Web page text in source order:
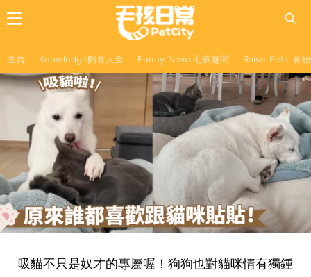
主頁 Knowledge飼養大全 Funny News毛孩趣聞 Raise Pets 養
吸貓不只是奴才的專屬喔！狗狗也對貓咪情有獨鍾